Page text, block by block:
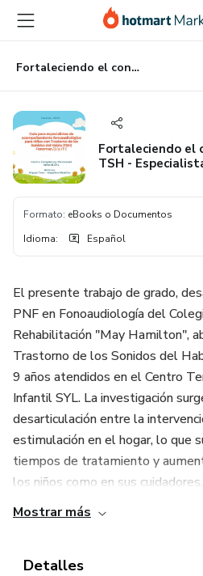
principal
página
de
página
Fortaleciendo el conocimiento sobre el TSH - Especialistas
Fortaleciendo el
TSH -
Formato: eBooks o Documentos
Idioma: Español
El presente trabajo de grado,
PNF en Fonoaudiología del
Rehabilitación "May Hamilton",
Trastorno de los Sonidos del
9 años atendidos en el Centro
Infantil SYL. La investigación
desarticulación entre la
estimulación en el hogar, lo que
tiempos de tratamiento y
los niños como en sus
Mostrar más
Detalles